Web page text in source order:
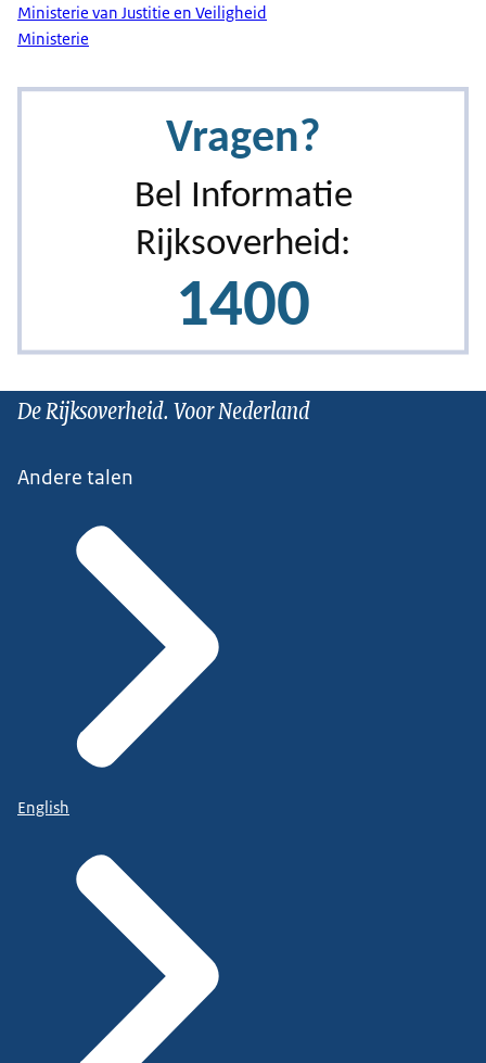
Ministerie van Justitie en Veiligheid
Ministerie
De Rijksoverheid. Voor Nederland
Andere talen
English